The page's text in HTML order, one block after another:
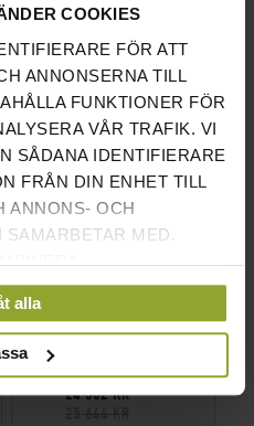
COOKIES
FÖR ATT
ANNONSERNA TILL
FUNKTIONER FÖR
VÅR TRAFIK. VI
SÅDANA IDENTIFIERARE
FRÅN DIN ENHET TILL
ANNONS- OCH
SAMARBETAR MED.
INFORMATION SOM
ELLER SOM DE HAR
DERAS
alla
SOM DU KANSKE
PRIS INKL.MOMS
24 362 KR
25 644 KR